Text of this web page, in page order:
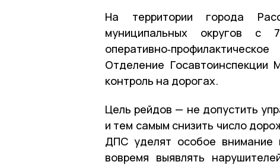
На территории города
муниципальных округов
Отделение Госавтоинспекции
контроль на дорогах.
Цель рейдов — не допустить
и тем самым снизить число
ДПС уделят особое внимание
вовремя выявлять